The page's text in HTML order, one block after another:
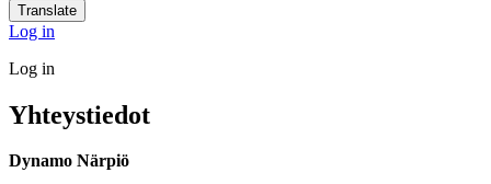
Translate
Log in
Log in
Yhteystiedot
Dynamo Närpiö